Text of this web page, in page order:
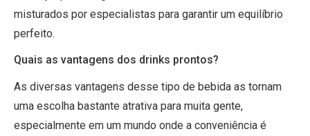
misturados por especialistas para garantir um equilíbrio
perfeito.
Quais as vantagens dos drinks prontos?
As diversas vantagens desse tipo de bebida as tornam
uma escolha bastante atrativa para muita gente,
especialmente em um mundo onde a conveniência é